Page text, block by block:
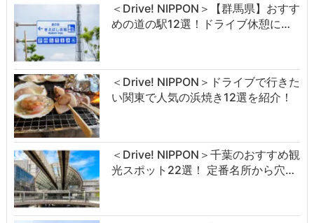
＜Drive! NIPPON＞【群馬県】おすす
めの道の駅12選！ドライブ休憩に…
＜Drive! NIPPON＞ドライブで行きた
い関東で人気の浜焼き12選を紹介！
＜Drive! NIPPON＞千葉のおすすめ観
光スポット22選！ 定番名所から穴…